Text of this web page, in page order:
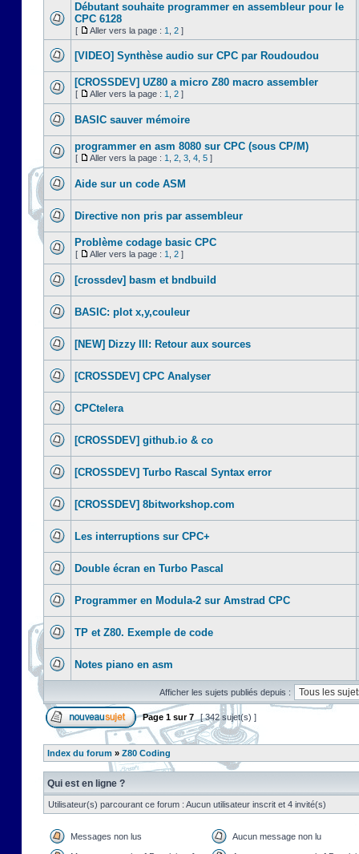
Débutant souhaite programmer en assembleur pour le
CPC 6128
[ Aller vers la page : 1 2 ]
[VIDEO] Synthèse audio sur CPC par Roudoudou
[CROSSDEV] UZ80 a micro Z80 macro assembler
[ Aller vers la page : 1 2 ]
BASIC sauver mémoire
programmer en asm 8080 sur CPC (sous CP/M)
[ Aller vers la page : 1 2 3 4 5 ]
Aide sur un code ASM
Directive non pris par assembleur
Problème codage basic CPC
[ Aller vers la page : 1 2 ]
[crossdev] basm et bndbuild
BASIC: plot x,y,couleur
[NEW] Dizzy III: Retour aux sources
[CROSSDEV] CPC Analyser
CPCtelera
[CROSSDEV] github.io & co
[CROSSDEV] Turbo Rascal Syntax error
[CROSSDEV] 8bitworkshop.com
Les interruptions sur CPC+
Double écran en Turbo Pascal
Programmer en Modula-2 sur Amstrad CPC
TP et Z80. Exemple de code
Notes piano en asm
Afficher les sujets publiés depuis :
Page 1 sur7 [ 342 sujet(s) ]
Index du forum » Z80 Coding
Qui est en ligne ?
Utilisateur(s) parcourant ce forum : Aucun utilisateur inscrit et 4 invité(s)
Messages non lus Aucun message non lu